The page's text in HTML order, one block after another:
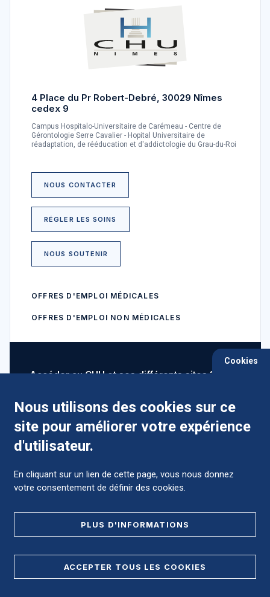
4 Place du Pr Robert-Debré, 30029 Nîmes
cedex 9
Campus Hospitalo-Universitaire de Carémeau - Centre de
Gérontologie Serre Cavalier - Hopital Universitaire de
réadaptation, de rééducation et d'addictologie du Grau-du-Roi
NOUS CONTACTER
RÉGLER LES SOINS
NOUS SOUTENIR
OFFRES D'EMPLOI MÉDICALES
OFFRES D'EMPLOI NON MÉDICALES
Accéder au CHU et ses différents sites ?
Comment préparer mon hospitalisation ?
Cookies
Nous utilisons des cookies sur ce
site pour améliorer votre expérience
d'utilisateur.
En cliquant sur un lien de cette page, vous nous donnez
votre consentement de définir des cookies.
PLUS D'INFORMATIONS
ACCEPTER TOUS LES COOKIES